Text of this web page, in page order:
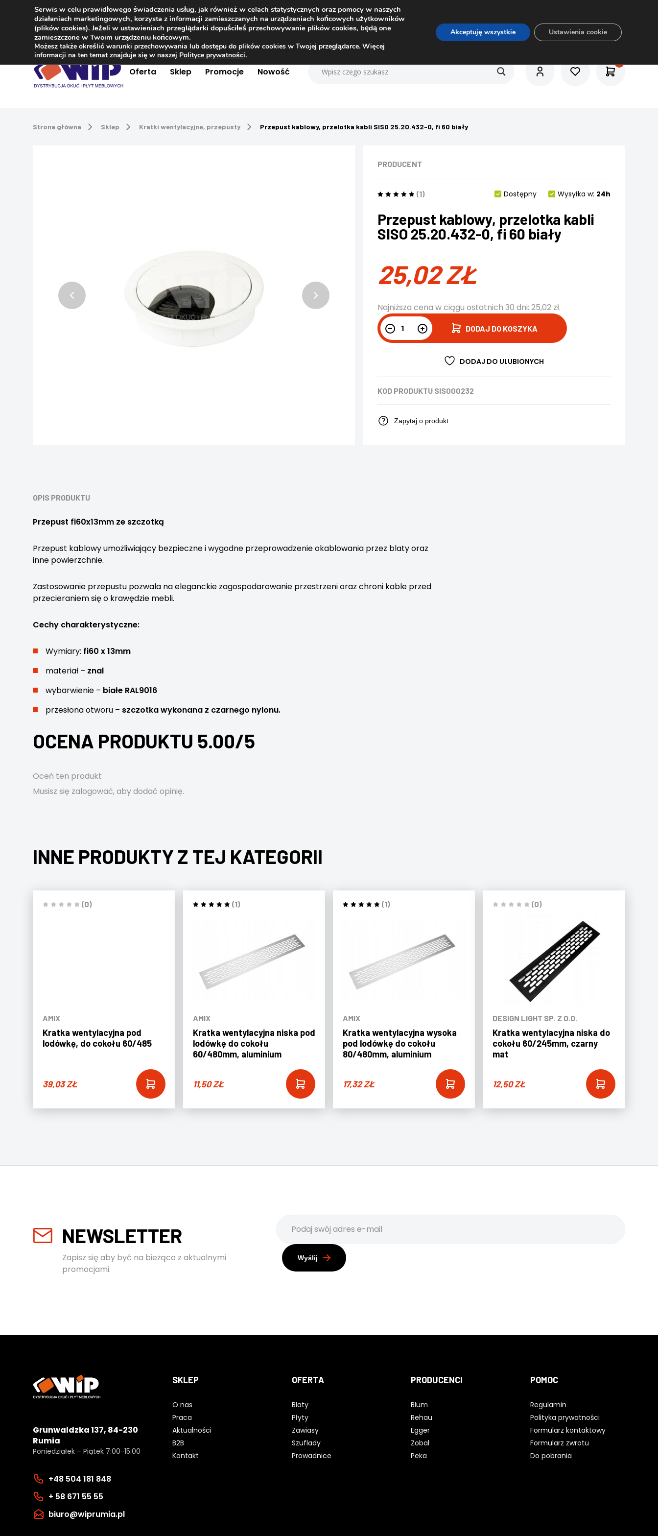
Kontakt +48 504 181 848
Oferta Sklep Promocje Nowość
Strona główna Sklep Kratki wentylacyjne, przepusty Przepust kablowy, przelotka kabli SISO 25.20.432-0, fi 60 biały
PRODUCENT
(1) Dostępny Wysyłka w: 24h
Przepust kablowy, przelotka kabli
SISO 25.20.432-0, fi 60 biały
25,02ZŁ
Najniższa cena w ciągu ostatnich 30 dni: 25,02 zł.
DODAJ DO KOSZYKA
DODAJ DO ULUBIONYCH
KOD PRODUKTU SIS000232
Zapytaj o produkt
OPIS PRODUKTU
Przepust fi60x13mm ze szczotką
Przepust kablowy umożliwiający bezpieczne i wygodne przeprowadzenie okablowania przez blaty oraz
inne powierzchnie.
Zastosowanie przepustu pozwala na eleganckie zagospodarowanie przestrzeni oraz chroni kable przed
przecieraniem się o krawędzie mebli.
Cechy charakterystyczne:
Wymiary: fi60 x 13mm
materiał – znal
wybarwienie – białe RAL9016
przesłona otworu – szczotka wykonana z czarnego nylonu.
OCENA PRODUKTU 5.00/5
Oceń ten produkt
Musisz się zalogować, aby dodać opinię.
INNE PRODUKTY Z TEJ KATEGORII
(0)
AMIX
Kratka wentylacyjna pod
lodówkę, do cokołu 60/485
39,03ZŁ
(1)
AMIX
Kratka wentylacyjna niska pod
lodówkę do cokołu
60/480mm, aluminium
11,50ZŁ
(1)
AMIX
Kratka wentylacyjna wysoka
pod lodówkę do cokołu
80/480mm, aluminium
17,32ZŁ
(0)
DESIGN LIGHT SP. Z O.O.
Kratka wentylacyjna niska do
cokołu 60/245mm, czarny
mat
12,50ZŁ
NEWSLETTER
Zapisz się aby być na bieżąco z aktualnymi
promocjami.
Wyślij
Grunwaldzka 137, 84-230
Rumia
Poniedziałek – Piątek 7:00-15:00
+48 504 181 848
+ 58 671 55 55
biuro@wiprumia.pl
SKLEP
O nas
Praca
Aktualności
B2B
Kontakt
OFERTA
Blaty
Płyty
Zawiasy
Szuflady
Prowadnice
PRODUCENCI
Blum
Rehau
Egger
Zobal
Peka
POMOC
Regulamin
Polityka prywatności
Formularz kontaktowy
Formularz zwrotu
Do pobrania
Serwis w celu prawidłowego świadczenia usług, jak również w celach statystycznych oraz pomocy w naszych
działaniach marketingowych, korzysta z informacji zamieszczanych na urządzeniach końcowych użytkowników
(plików cookies). Jeżeli w ustawieniach przeglądarki dopuściłeś przechowywanie plików cookies, będą one
zamieszczone w Twoim urządzeniu końcowym.
Możesz także określić warunki przechowywania lub dostępu do plików cookies w Twojej przeglądarce. Więcej
informacji na ten temat znajduje się w naszej Polityce prywatności.
Akceptuję wszystkie Ustawienia cookie